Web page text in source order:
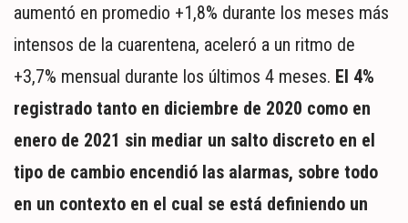
aumentó en promedio +1,8% durante los meses más
intensos de la cuarentena, aceleró a un ritmo de
+3,7% mensual durante los últimos 4 meses. El 4%
registrado tanto en diciembre de 2020 como en
enero de 2021 sin mediar un salto discreto en el
tipo de cambio encendió las alarmas, sobre todo
en un contexto en el cual se está definiendo un